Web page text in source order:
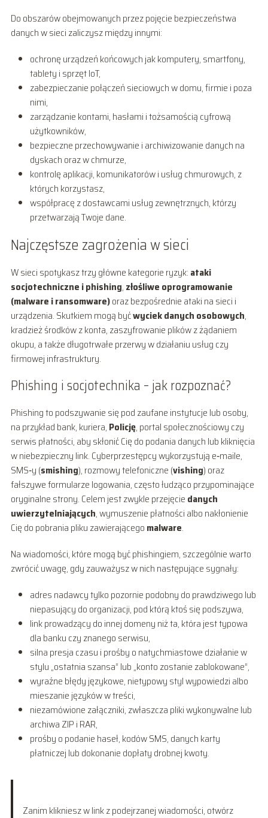
Do obszarów obejmowanych przez pojęcie bezpieczeństwa
danych w sieci zaliczysz między innymi:
ochronę urządzeń końcowych jak komputery, smartfony,
tablety i sprzęt IoT,
zabezpieczanie połączeń sieciowych w domu, firmie i poza
nimi,
zarządzanie kontami, hasłami i tożsamością cyfrową
użytkowników,
bezpieczne przechowywanie i archiwizowanie danych na
dyskach oraz w chmurze,
kontrolę aplikacji, komunikatorów i usług chmurowych, z
których korzystasz,
współpracę z dostawcami usług zewnętrznych, którzy
przetwarzają Twoje dane.
Najczęstsze zagrożenia w sieci
W sieci spotykasz trzy główne kategorie ryzyk: ataki
socjotechniczne i phishing, złośliwe oprogramowanie
(malware i ransomware)oraz bezpośrednie ataki na sieci i
urządzenia. Skutkiem mogą byćwyciek danych osobowych,
kradzież środków z konta, zaszyfrowanie plików z żądaniem
okupu, a także długotrwałe przerwy w działaniu usług czy
firmowej infrastruktury.
Phishing i socjotechnika – jak rozpoznać?
Phishing to podszywanie się pod zaufane instytucje lub osoby,
na przykład bank, kuriera, Policję, portal społecznościowy czy
serwis płatności, aby skłonić Cię do podania danych lub kliknięcia
w niebezpieczny link. Cyberprzestępcy wykorzystują e‑maile,
SMS‑y (smishing), rozmowy telefoniczne (vishing) oraz
fałszywe formularze logowania, często łudząco przypominające
oryginalne strony. Celem jest zwykle przejęcie danych
uwierzytelniających, wymuszenie płatności albo nakłonienie
Cię do pobrania pliku zawierającego malware.
Na wiadomości, które mogą być phishingiem, szczególnie warto
zwrócić uwagę, gdy zauważysz w nich następujące sygnały:
adres nadawcy tylko pozornie podobny do prawdziwego lub
niepasujący do organizacji, pod którą ktoś się podszywa,
link prowadzący do innej domeny niż ta, która jest typowa
dla banku czy znanego serwisu,
silna presja czasu i prośby o natychmiastowe działanie w
stylu „ostatnia szansa” lub „konto zostanie zablokowane”,
wyraźne błędy językowe, nietypowy styl wypowiedzi albo
mieszanie języków w treści,
niezamówione załączniki, zwłaszcza pliki wykonywalne lub
archiwa ZIP i RAR,
prośby o podanie haseł, kodów SMS, danych karty
płatniczej lub dokonanie dopłaty drobnej kwoty.
Zanim klikniesz w link z podejrzanej wiadomości, otwórz